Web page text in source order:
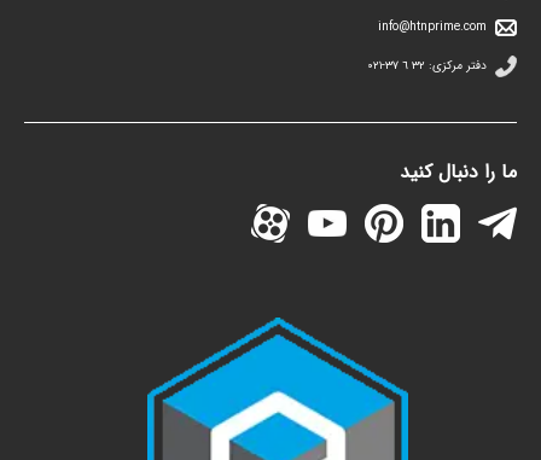
info@htnprime.com
دفتر مرکزی: ٣٢ ٦ ٣٧-٠٢١
ما را دنبال کنید